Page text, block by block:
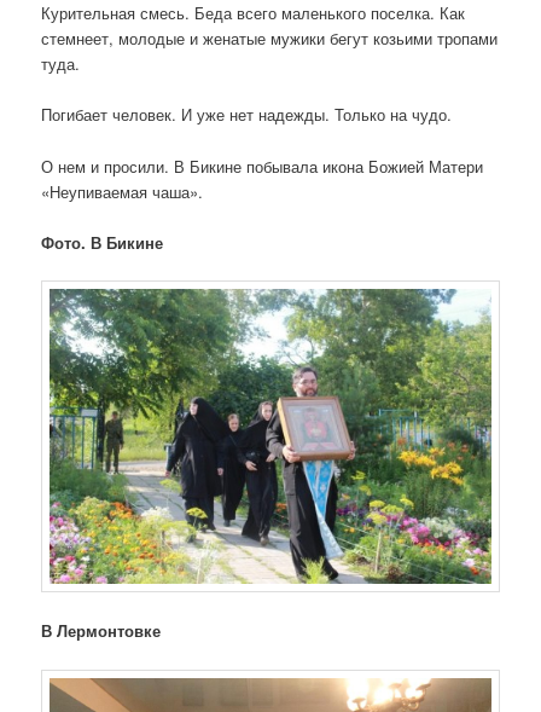
Курительная смесь. Беда всего маленького поселка. Как
стемнеет, молодые и женатые мужики бегут козьими тропами
туда.
Погибает человек. И уже нет надежды. Только на чудо.
О нем и просили. В Бикине побывала икона Божией Матери
«Неупиваемая чаша».
Фото. В Бикине
В Лермонтовке